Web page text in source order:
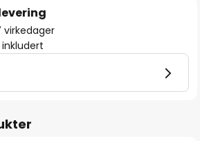
virkedager
inkludert